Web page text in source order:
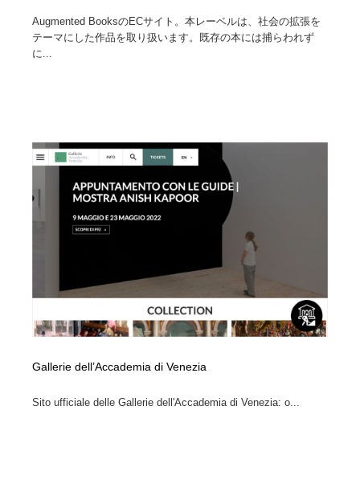
Augmented BooksのECサイト。本レーベルは、社会の拡張を
テーマにした作品を取り扱います。既存の本には捕らわれず
に...
Gallerie dell’Accademia di Venezia
Sito ufficiale delle Gallerie dell'Accademia di Venezia: o...